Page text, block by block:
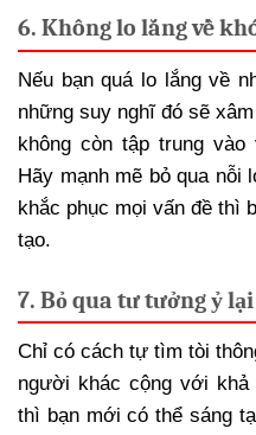
6. Không lo lắng về
Nếu bạn quá lo lắng về
những suy nghĩ đó sẽ
không còn tập trung
Hãy mạnh mẽ bỏ qua nỗi
khắc phục mọi vấn đề thì
tạo.
7. Bỏ qua tư tưởng ỷ lại
Chỉ có cách tự tìm tòi
người khác cộng với khả
thì bạn mới có thể sáng